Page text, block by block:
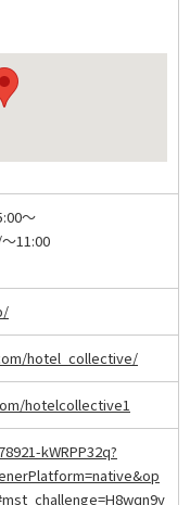
～
11:00
hotel_collective/
hotelcollective1
kWRPP32q?